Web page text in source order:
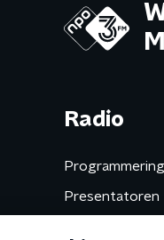
Radio
Programmering
Presentatoren